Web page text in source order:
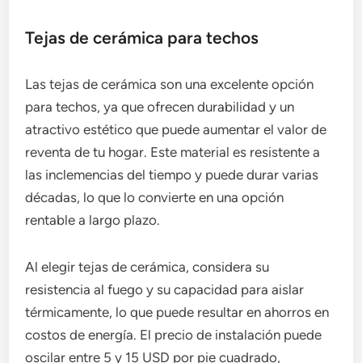
Tejas de cerámica para techos
Las tejas de cerámica son una excelente opción
para techos, ya que ofrecen durabilidad y un
atractivo estético que puede aumentar el valor de
reventa de tu hogar. Este material es resistente a
las inclemencias del tiempo y puede durar varias
décadas, lo que lo convierte en una opción
rentable a largo plazo.
Al elegir tejas de cerámica, considera su
resistencia al fuego y su capacidad para aislar
térmicamente, lo que puede resultar en ahorros en
costos de energía. El precio de instalación puede
oscilar entre 5 y 15 USD por pie cuadrado,